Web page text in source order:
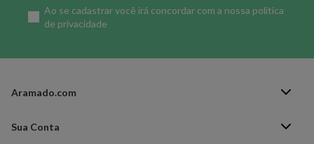
Ao se cadastrar você irá concordar com a nossa política
de privacidade
Aramado.com
Blog Aramado.com
Sua Conta